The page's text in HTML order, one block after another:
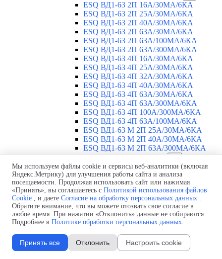
ESQ ВД1-63 2П 16А/30МА/6КА
ESQ ВД1-63 2П 25А/30МА/6КА
ESQ ВД1-63 2П 40А/30МА/6КА
ESQ ВД1-63 2П 63А/30МА/6КА
ESQ ВД1-63 2П 63А/100МА/6КА
ESQ ВД1-63 2П 63А/300МА/6КА
ESQ ВД1-63 4П 16А/30МА/6КА
ESQ ВД1-63 4П 25А/30МА/6КА
ESQ ВД1-63 4П 32А/30МА/6КА
ESQ ВД1-63 4П 40А/30МА/6КА
ESQ ВД1-63 4П 63А/30МА/6КА
ESQ ВД1-63 4П 63А/300МА/6КА
ESQ ВД1-63 4П 100А/300МА/6КА
ESQ ВД1-63 4П 63А/100MA/6КА
ESQ ВД1-63 M 2П 25А/30МА/6КА
ESQ ВД1-63 M 2П 40А/30МА/6КА
ESQ ВД1-63 M 2П 63А/300МА/6КА
ESQ ВА 47-29 1П 2А
ESQ ВА 47-29 1П 3А
ESQ ВА 47-29 1П 4А
ESQ ВА 47-29 1П 6А
ESQ ВА 47-29 1П 10А
ESQ ВА 47-29 1П 16А
ESQ ВА 47-29 1П 20А
ESQ ВА 47-29 1П 32А
ESQ ВА 47-29 1П 40А
Мы используем файлы cookie и сервисы веб-аналитики (включая
Яндекс.Метрику) для улучшения работы сайта и анализа
посещаемости. Продолжая использовать сайт или нажимая
«Принять», вы соглашаетесь с Политикой использования файлов
Cookie , и даете Согласие на обработку персональных данных .
Обратите внимание, что вы можете отозвать свое согласие в
любое время. При нажатии «Отклонить» данные не собираются.
Подробнее в Политике обработки персональных данных.
Принять все Отклонить Настроить cookie